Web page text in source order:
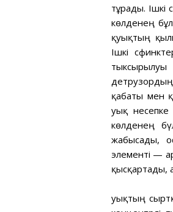
тұрады.
көлденең
қуықтың
Ішкі
қабаты мен
Қуық
көлденең
жабысады,
элементі —
қысқартады,
Қуықтың